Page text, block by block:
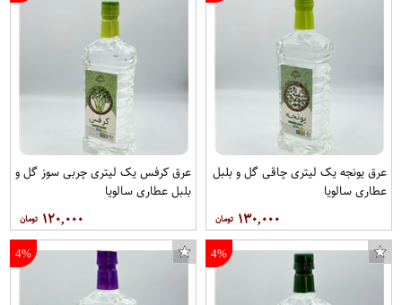
عرق یونجه یک لیتری چاقی گل و بلبل
عطاری سالویا
۱۳۰,۰۰۰
عرق کرفس یک لیتری چربی سوز گل و
بلبل عطاری سالویا
۱۲۰,۰۰۰
4%
4%